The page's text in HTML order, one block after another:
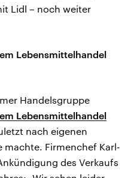
Lidl – noch weiter
Lebensmittelhandel
Handelsgruppe
Lebensmittelhandel
nach eigenen
machte. Firmenchef Karl-
des Verkaufs